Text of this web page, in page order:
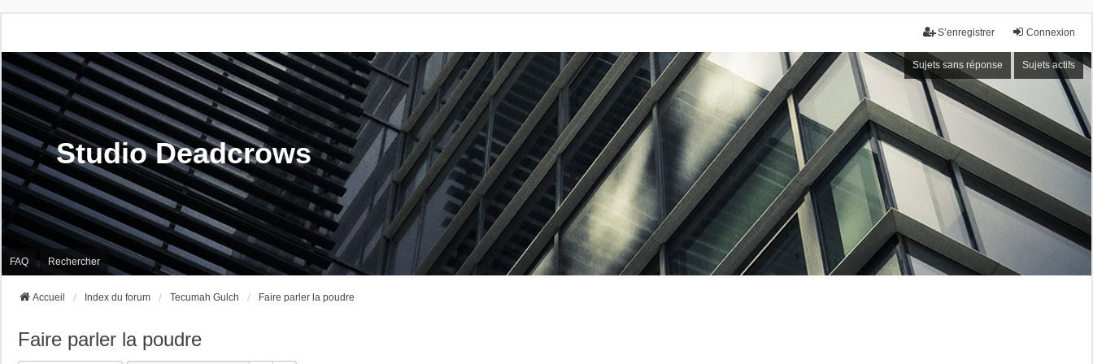
Connexion
S’enregistrer
Sujets sans réponse Sujets actifs
Studio Deadcrows
FAQ Rechercher
Accueil Index du forum Tecumah Gulch Faire parler la poudre
Faire parler la poudre